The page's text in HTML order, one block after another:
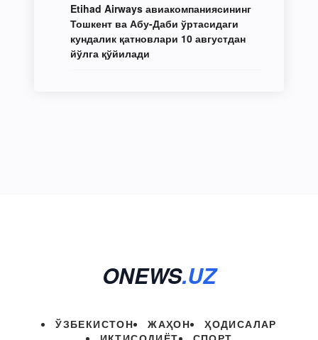
Etihad Airways авиакомпаниясининг
Тошкент ва Абу-Даби ўртасидаги
кундалик қатновлари 10 августдан
йўлга қўйилади
ONEWS.UZ
ЎЗБЕКИСТОН ЖАҲОН
ҲОДИСАЛАР